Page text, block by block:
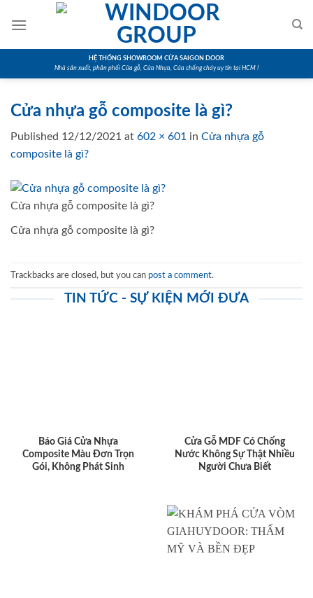
HỆ THỐNG SHOWROOM CỬA SAIGON DOOR
Nhà sản xuất, phân phối Cửa gỗ, Cửa Nhựa, Cửa chống cháy uy tín tại HCM !
Cửa nhựa gỗ composite là gì?
Published 12/12/2021 at 602 × 601 in Cửa nhựa gỗ
composite là gì?
Cửa nhựa gỗ composite là gì?
Cửa nhựa gỗ composite là gì?
Trackbacks are closed, but you can post a comment.
TIN TỨC - SỰ KIỆN MỚI ĐƯA
Báo Giá Cửa Nhựa
Composite Màu Đơn Trọn
Gói, Không Phát Sinh
Cửa Gỗ MDF Có Chống
Nước Không Sự Thật Nhiều
Người Chưa Biết